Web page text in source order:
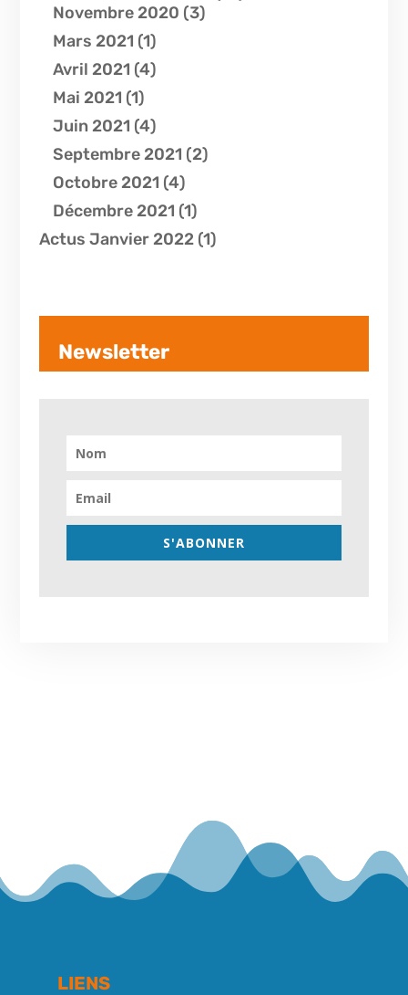
Novembre 2020 (3)
Mars 2021 (1)
Avril 2021 (4)
Mai 2021 (1)
Juin 2021 (4)
Septembre 2021 (2)
Octobre 2021 (4)
Décembre 2021 (1)
Actus Janvier 2022(1)
Newsletter
S'ABONNER
LIENS